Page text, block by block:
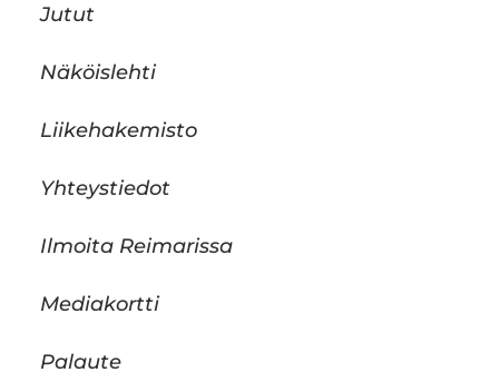
Jutut
Näköislehti
Liikehakemisto
Yhteystiedot
Ilmoita Reimarissa
Mediakortti
Palaute